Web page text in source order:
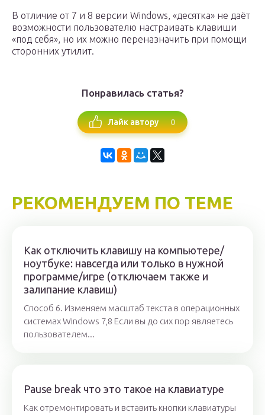
В отличие от 7 и 8 версии Windows, «десятка» не даёт
возможности пользователю настраивать клавиши
«под себя», но их можно переназначить при помощи
сторонних утилит.
Понравилась статья?
Лайк автору 0
РЕКОМЕНДУЕМ ПО ТЕМЕ
Как отключить клавишу на компьютере/
ноутбуке: навсегда или только в нужной
программе/игре (отключаем также и
залипание клавиш)
Способ 6. Изменяем масштаб текста в операционных
системах Windows 7,8 Если вы до сих пор являетесь
пользователем...
Pause break что это такое на клавиатуре
Как отремонтировать и вставить кнопки клавиатуры